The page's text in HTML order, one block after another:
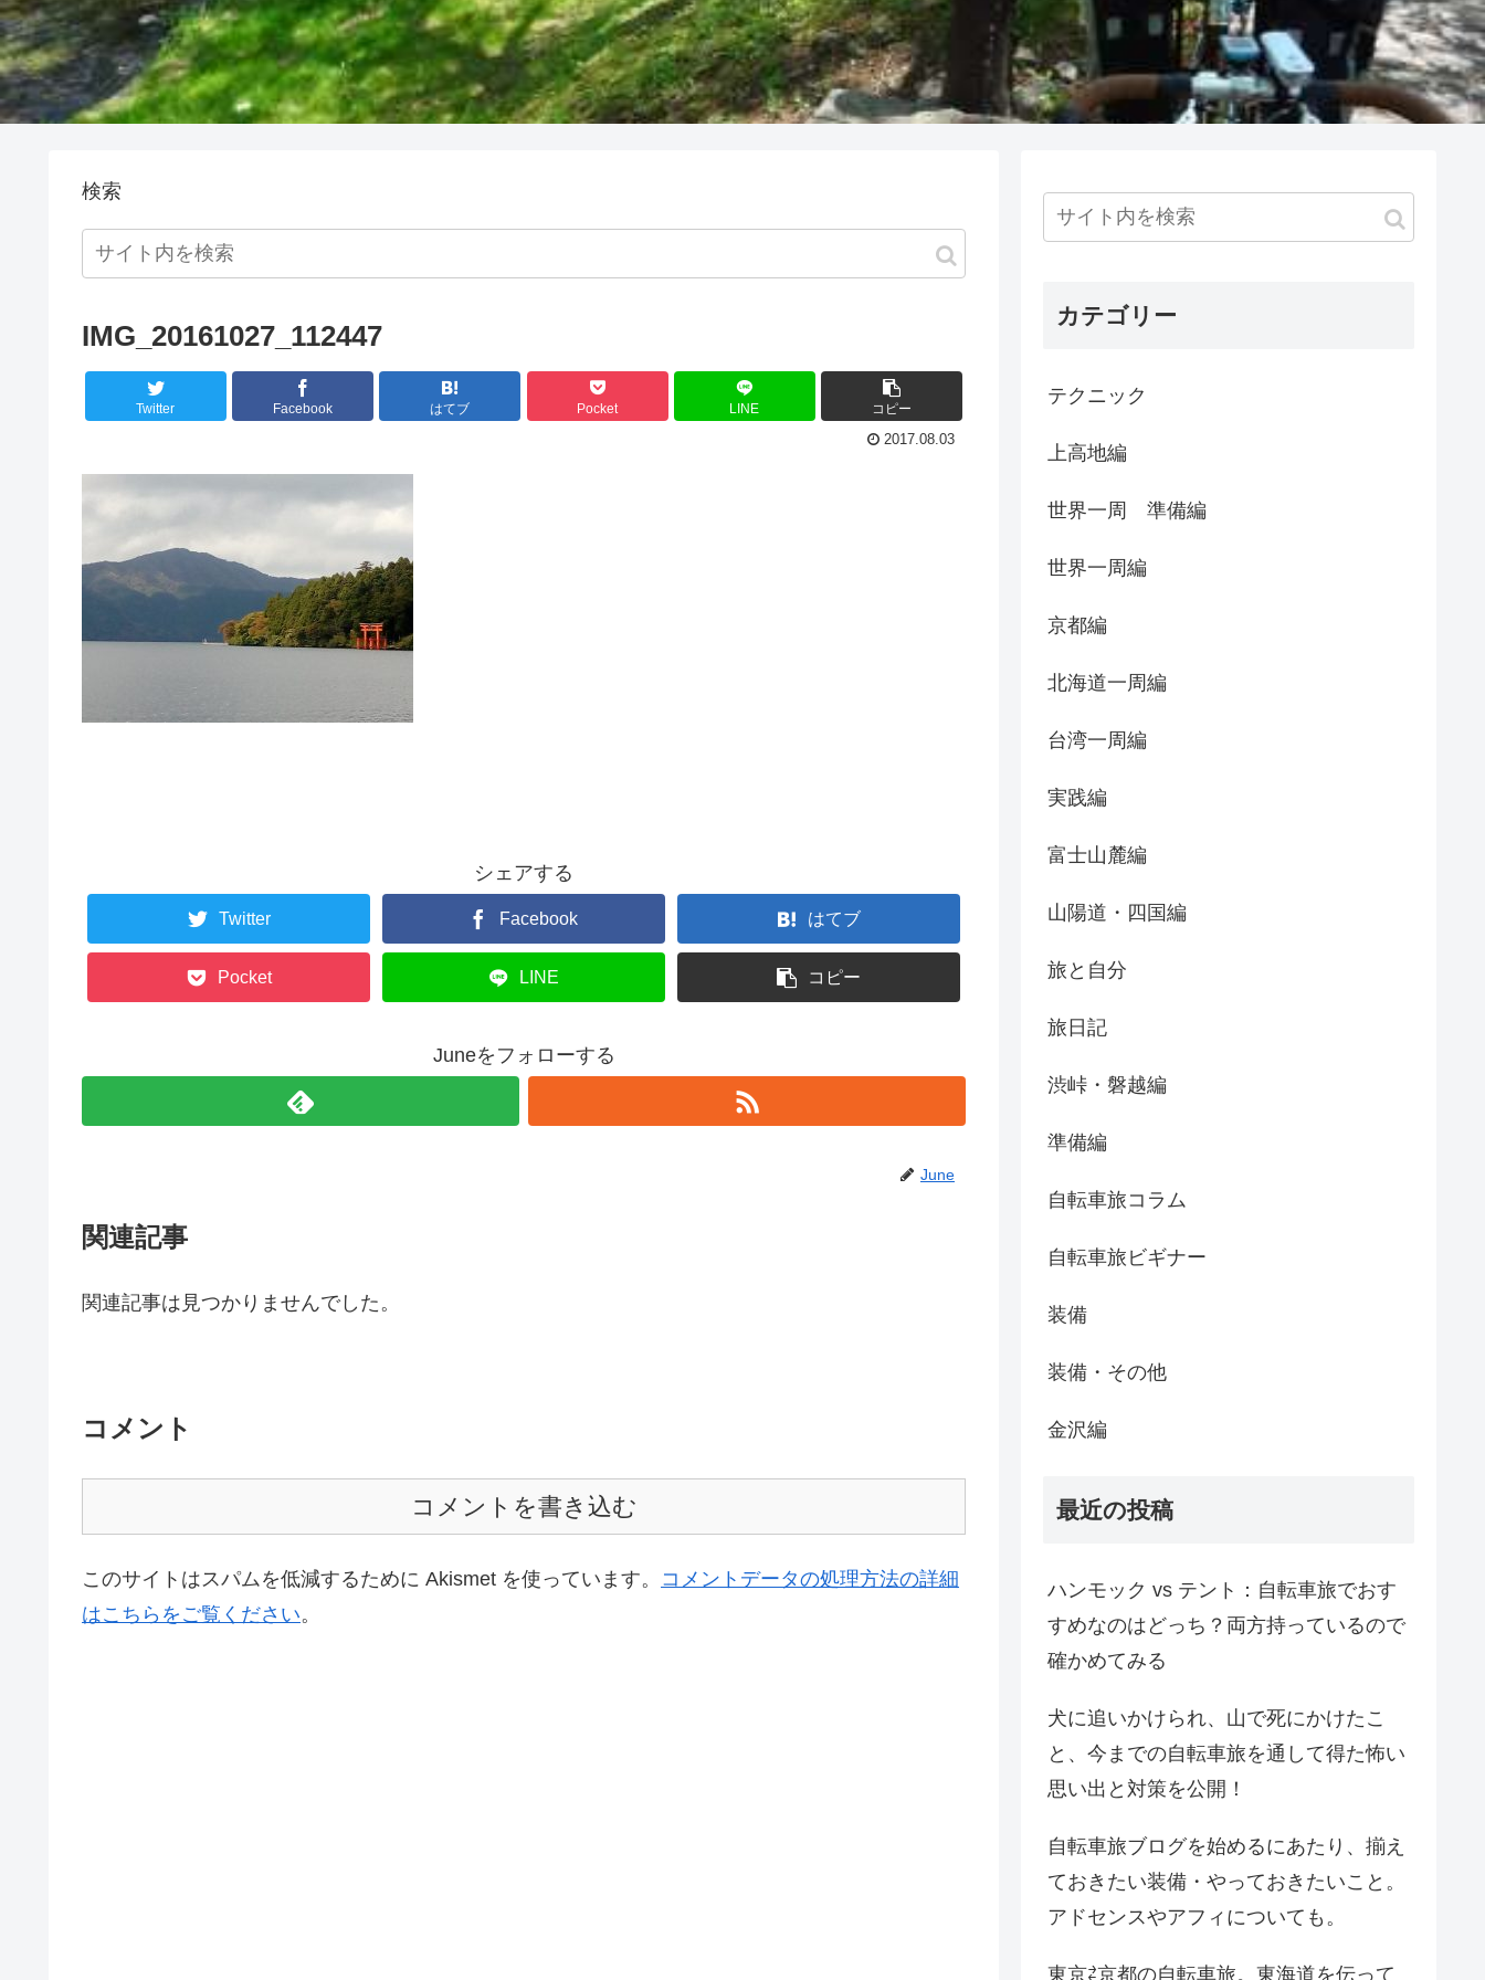
検索
IMG_20161027_112447
Twitter Facebook はてブ Pocket LINE コピー
2017.08.03
シェアする
Twitter Facebook はてブ
Pocket LINE コピー
Juneをフォローする
June
関連記事
関連記事は見つかりませんでした。
コメント
コメントを書き込む
このサイトはスパムを低減するために Akismet を使っています。 コメントデータの処理方法の詳細
はこちらをご覧ください。
カテゴリー
テクニック
上高地編
世界一周 準備編
世界一周編
京都編
北海道一周編
台湾一周編
実践編
富士山麓編
山陽道・四国編
旅と自分
旅日記
渋峠・磐越編
準備編
自転車旅コラム
自転車旅ビギナー
装備
装備・その他
金沢編
最近の投稿
ハンモック vs テント：自転車旅でおす
すめなのはどっち？両方持っているので
確かめてみる
犬に追いかけられ、山で死にかけたこ
と、今までの自転車旅を通して得た怖い
思い出と対策を公開！
自転車旅ブログを始めるにあたり、揃え
ておきたい装備・やっておきたいこと。
アドセンスやアフィについても。
東京⇄京都の自転車旅。東海道を伝って